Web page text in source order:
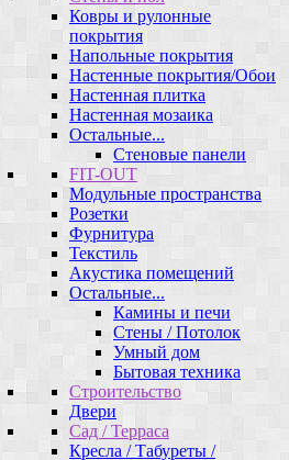
Ковры и рулонные
покрытия
Напольные покрытия
Настенные покрытия/Обои
Настенная плитка
Настенная мозаика
Остальные...
Стеновые панели
FIT-OUT
Модульные пространства
Розетки
Фурнитура
Текстиль
Акустика помещений
Остальные...
Камины и печи
Стены / Потолок
Умный дом
Бытовая техника
Строительство
Двери
Сад / Терраса
Кресла / Табуреты /